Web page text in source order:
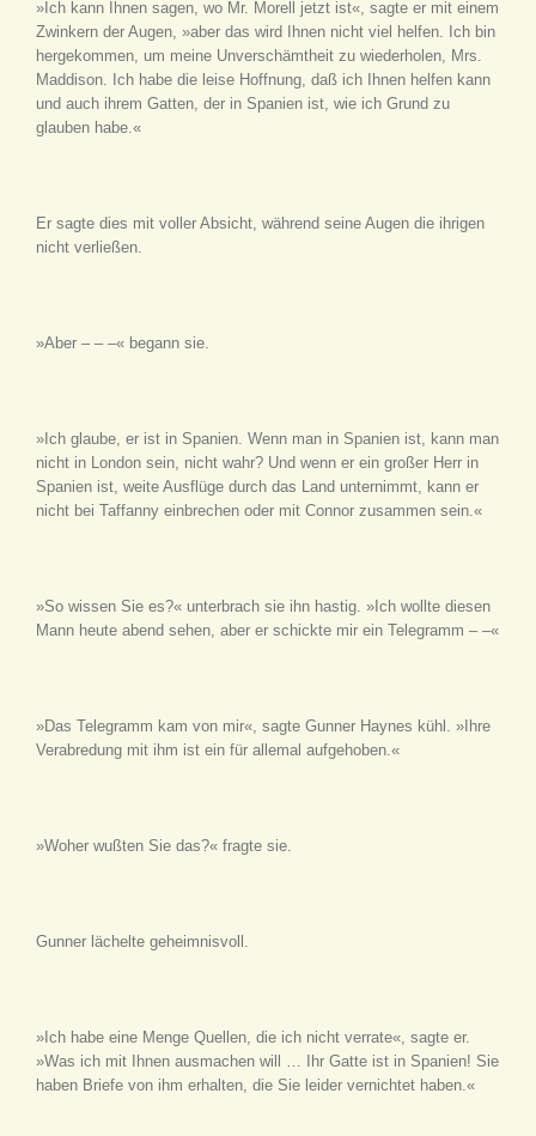
»Ich kann Ihnen sagen, wo Mr. Morell jetzt ist«, sagte er mit einem
Zwinkern der Augen, »aber das wird Ihnen nicht viel helfen. Ich bin
hergekommen, um meine Unverschämtheit zu wiederholen, Mrs.
Maddison. Ich habe die leise Hoffnung, daß ich Ihnen helfen kann
und auch ihrem Gatten, der in Spanien ist, wie ich Grund zu
glauben habe.«
Er sagte dies mit voller Absicht, während seine Augen die ihrigen
nicht verließen.
»Aber – – –« begann sie.
»Ich glaube, er ist in Spanien. Wenn man in Spanien ist, kann man
nicht in London sein, nicht wahr? Und wenn er ein großer Herr in
Spanien ist, weite Ausflüge durch das Land unternimmt, kann er
nicht bei Taffanny einbrechen oder mit Connor zusammen sein.«
»So wissen Sie es?« unterbrach sie ihn hastig. »Ich wollte diesen
Mann heute abend sehen, aber er schickte mir ein Telegramm – –«
»Das Telegramm kam von mir«, sagte Gunner Haynes kühl. »Ihre
Verabredung mit ihm ist ein für allemal aufgehoben.«
»Woher wußten Sie das?« fragte sie.
Gunner lächelte geheimnisvoll.
»Ich habe eine Menge Quellen, die ich nicht verrate«, sagte er.
»Was ich mit Ihnen ausmachen will … Ihr Gatte ist in Spanien! Sie
haben Briefe von ihm erhalten, die Sie leider vernichtet haben.«